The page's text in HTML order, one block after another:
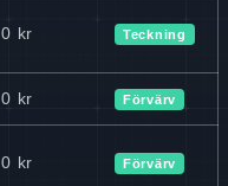
0 kr Teckning
0 kr Förvärv
0 kr Förvärv